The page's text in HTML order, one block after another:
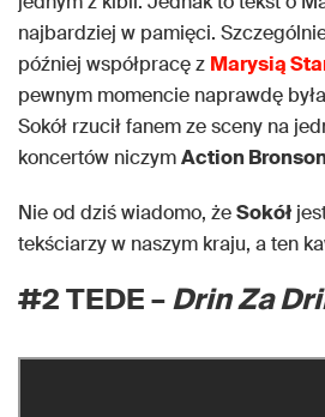
najbardziej w pamięci.
później współpracę z Marysią
pewnym momencie naprawdę
Sokół rzucił fanem ze sceny na
koncertów niczymAction
Nie od dziś wiadomo, żeSokół
tekściarzy w naszym kraju, a ten
#2 TEDE –Drin Za